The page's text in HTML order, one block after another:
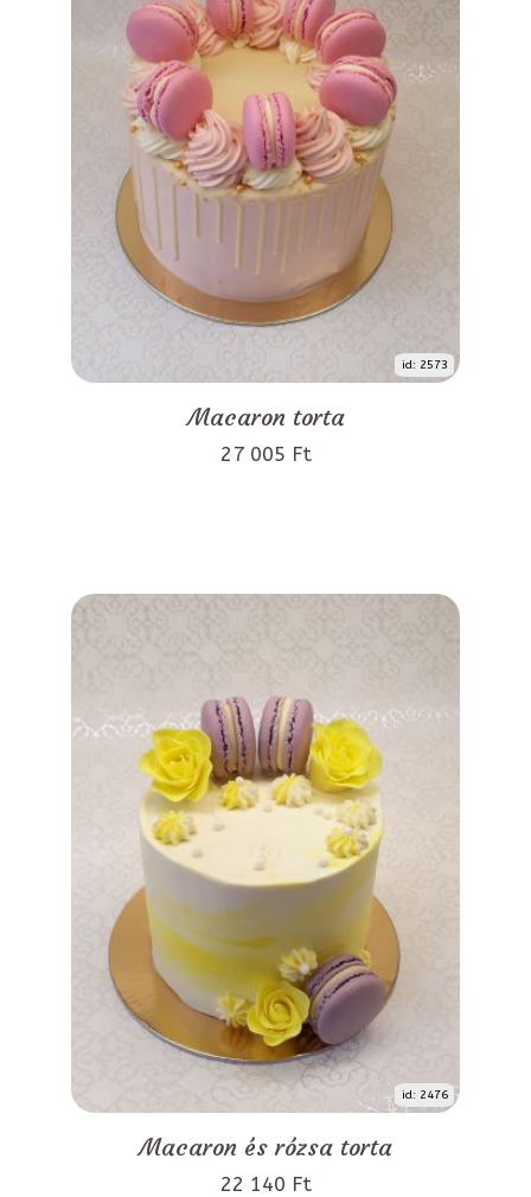
id: 2573
Macaron torta
27 005 Ft
id: 2476
Macaron és rózsa torta
22 140 Ft